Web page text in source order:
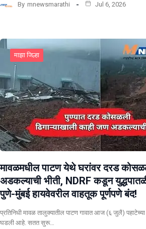
By mnewsmarathi Jul 6, 2026
माझा जिल्हा
मावळमधील पाटण येथे घरांवर दरड
अडकल्याची भीती, NDRF कडून
पुणे-मुंबई हायवेवरील वाहतूक पूर्णपणे बंद!
​प्रतिनिधी मावळ तालुक्यातील पाटण गावात आज (६ जुलै)
घडली आहे. सतत सुरू…